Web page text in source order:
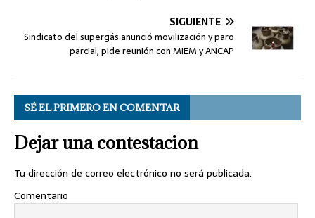
SIGUIENTE
Sindicato del supergás anunció movilización y paro
parcial; pide reunión con MIEM y ANCAP
SÉ EL PRIMERO EN COMENTAR
Dejar una contestacion
Tu dirección de correo electrónico no será publicada.
Comentario